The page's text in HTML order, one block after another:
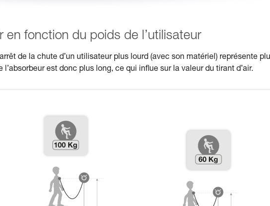
en fonction du poids de l’utilisateur
de la chute d’un utilisateur plus lourd (avec son matériel) représente
l’absorbeur est donc plus long, ce qui influe sur la valeur du tirant d’air.